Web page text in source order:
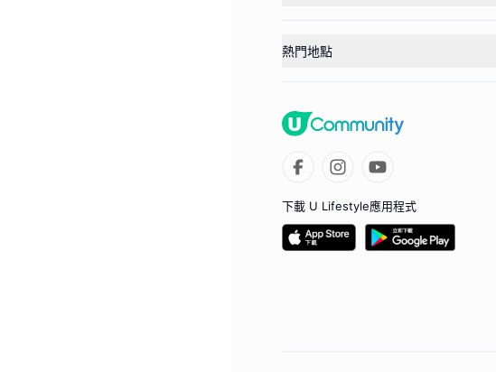
熱門地點
下載 U Lifestyle應用程式